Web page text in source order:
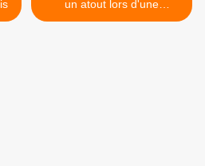
un atout lors d'une
formation à l'oral >